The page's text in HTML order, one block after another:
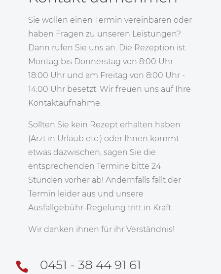
Sie wollen einen Termin vereinbaren oder
haben Fragen zu unseren Leistungen?
Dann rufen Sie uns an. Die Rezeption ist
Montag bis Donnerstag von 8:00 Uhr -
18:00 Uhr und am Freitag von 8:00 Uhr -
14:00 Uhr besetzt. Wir freuen uns auf Ihre
Kontaktaufnahme.
Sollten Sie kein Rezept erhalten haben
(Arzt in Urlaub etc.) oder Ihnen kommt
etwas dazwischen, sagen Sie die
entsprechenden Termine bitte 24
Stunden vorher ab! Andernfalls fällt der
Termin leider aus und unsere
Ausfallgebühr-Regelung tritt in Kraft.
Wir danken ihnen für ihr Verständnis!
 0451 - 38 44 91 61